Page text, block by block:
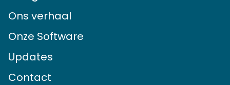
Ons verhaal
Onze Software
Updates
Contact